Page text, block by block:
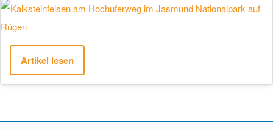
Artikel lesen